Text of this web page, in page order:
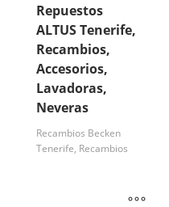
Repuestos
ALTUS Tenerife,
Recambios,
Accesorios,
Lavadoras,
Neveras
Recambios Becken
Tenerife, Recambios